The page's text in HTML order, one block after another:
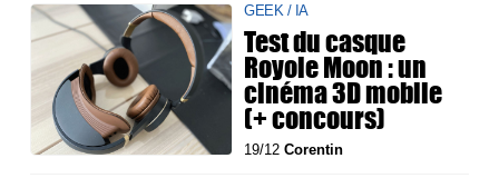
GEEK / IA
Test du casque
Royole Moon : un
cinéma 3D mobile
(+ concours)
19/12Corentin